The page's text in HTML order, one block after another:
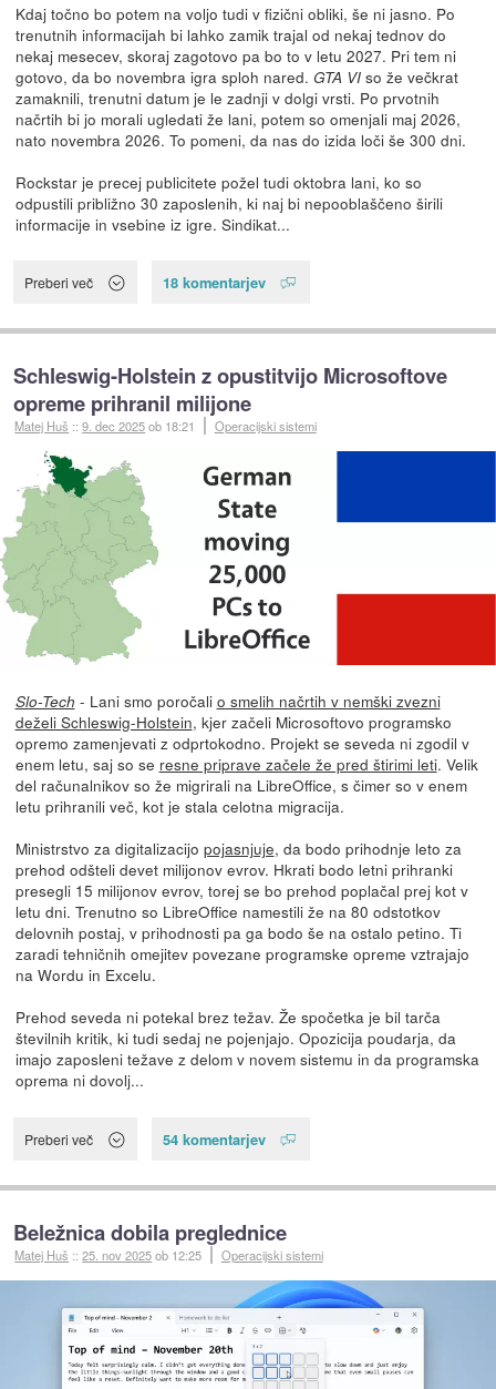
Kdaj točno bo potem na voljo tudi v fizični obliki, še ni jasno. Po
trenutnih informacijah bi lahko zamik trajal od nekaj tednov do
nekaj mesecev, skoraj zagotovo pa bo to v letu 2027. Pri tem ni
gotovo, da bo novembra igra sploh nared. GTA VIso že večkrat
zamaknili, trenutni datum je le zadnji v dolgi vrsti. Po prvotnih
načrtih bi jo morali ugledati že lani, potem so omenjali maj 2026,
nato novembra 2026. To pomeni, da nas do izida loči še 300 dni.
Rockstar je precej publicitete požel tudi oktobra lani, ko so
odpustili približno 30 zaposlenih, ki naj bi nepooblaščeno širili
informacije in vsebine iz igre. Sindikat...
Preberi več 18 komentarjev
Schleswig-Holstein z opustitvijo Microsoftove
opreme prihranil milijone
Matej Huš ::9. dec 2025ob 18:21 Operacijski sistemi
Slo-Tech - Lani smo poročali o smelih načrtih v nemški zvezni
deželi Schleswig-Holstein, kjer začeli Microsoftovo programsko
opremo zamenjevati z odprtokodno. Projekt se seveda ni zgodil v
enem letu, saj so se resne priprave začele že pred štirimi leti. Velik
del računalnikov so že migrirali na LibreOffice, s čimer so v enem
letu prihranili več, kot je stala celotna migracija.
Ministrstvo za digitalizacijo pojasnjuje, da bodo prihodnje leto za
prehod odšteli devet milijonov evrov. Hkrati bodo letni prihranki
presegli 15 milijonov evrov, torej se bo prehod poplačal prej kot v
letu dni. Trenutno so LibreOffice namestili že na 80 odstotkov
delovnih postaj, v prihodnosti pa ga bodo še na ostalo petino. Ti
zaradi tehničnih omejitev povezane programske opreme vztrajajo
na Wordu in Excelu.
Prehod seveda ni potekal brez težav. Že spočetka je bil tarča
številnih kritik, ki tudi sedaj ne pojenjajo. Opozicija poudarja, da
imajo zaposleni težave z delom v novem sistemu in da programska
oprema ni dovolj...
Preberi več 54 komentarjev
Beležnica dobila preglednice
Matej Huš ::25. nov 2025ob 12:25 Operacijski sistemi